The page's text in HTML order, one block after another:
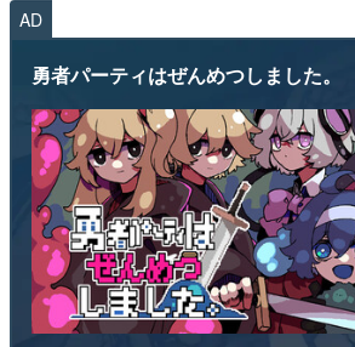
AD
勇者パーティはぜんめつしました。